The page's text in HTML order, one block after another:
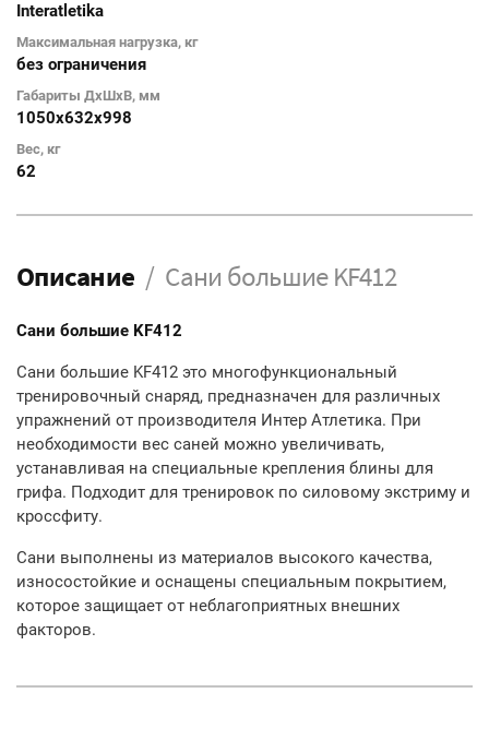
Interatletika
Максимальная нагрузка, кг
без ограничения
Габариты ДхШхВ, мм
1050x632x998
Вес, кг
62
Описание Сани большие KF412
Сани большие KF412
Сани большие KF412 это многофункциональный
тренировочный снаряд, предназначен для различных
упражнений от производителя Интер Атлетика. При
необходимости вес саней можно увеличивать,
устанавливая на специальные крепления блины для
грифа. Подходит для тренировок по силовому экстриму и
кроссфиту.
Сани выполнены из материалов высокого качества,
износостойкие и оснащены специальным покрытием,
которое защищает от неблагоприятных внешних
факторов.